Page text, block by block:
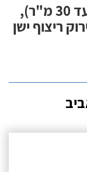
השוואת מחירי עבודות ריצוף (עד 30 מ"ר),
ריצוף ישן